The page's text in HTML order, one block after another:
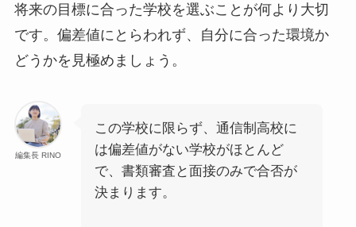
将来の目標に合った学校を選ぶことが何より大切
です。偏差値にとらわれず、自分に合った環境か
どうかを見極めましょう。
編集長 RINO
この学校に限らず、通信制高校に
は偏差値がない学校がほとんど
で、書類審査と面接のみで合否が
決まります。